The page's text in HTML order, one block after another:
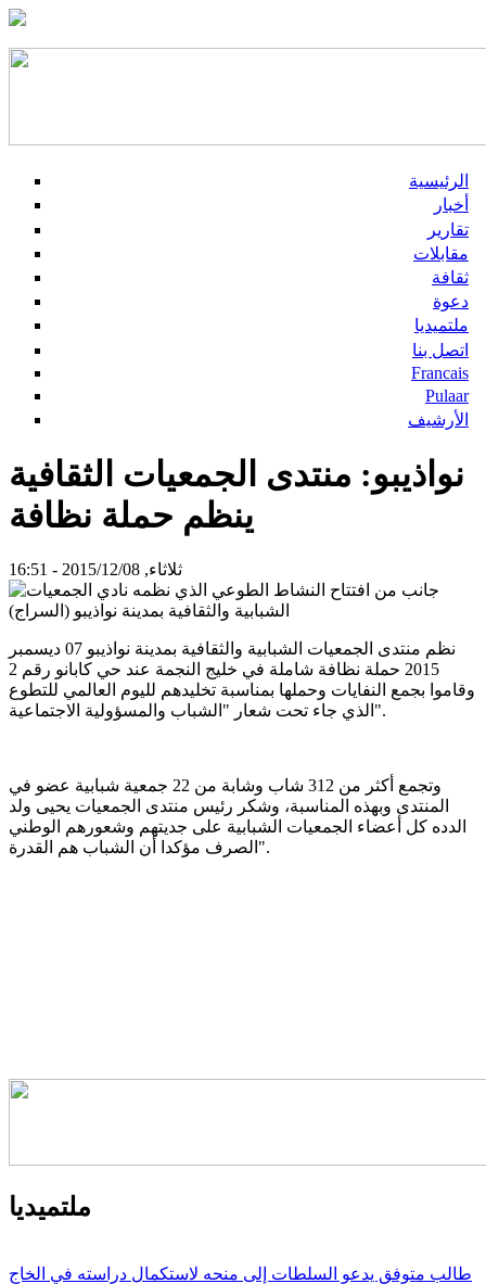
الرئيسية
أخبار
تقارير
مقابلات
ثقافة
دعوة
ملتميديا
اتصل بنا
Francais
Pulaar
الأرشيف
نواذيبو: منتدى الجمعيات الثقافية
ينظم حملة نظافة
ثلاثاء, 2015/12/08 - 16:51
نظم منتدى الجمعيات الشبابية والثقافية بمدينة نواذيبو 07 ديسمبر
2015 حملة نظافة شاملة في خليج النجمة عند حي كابانو رقم 2
وقاموا بجمع النفايات وحملها بمناسبة تخليدهم لليوم العالمي للتطوع
الذي جاء تحت شعار "الشباب والمسؤولية الاجتماعية".
وتجمع أكثر من 312 شاب وشابة من 22 جمعية شبابية عضو في
المنتدى وبهذه المناسبة، وشكر رئيس منتدى الجمعيات يحيى ولد
الدده كل أعضاء الجمعيات الشبابية على جديتهم وشعورهم الوطني
الصرف مؤكدا أن الشباب هم القدرة".
ملتميديا
طالب متوفق يدعو السلطات إلى منحه لاستكمال دراسته في الخاج